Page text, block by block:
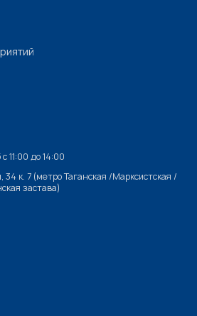
11:00 до 14:00
34 к. 7 (метро Таганская /Марксистская /
застава)